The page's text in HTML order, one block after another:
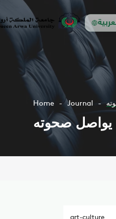
Home Journal
يواصل صحوته
art-culture